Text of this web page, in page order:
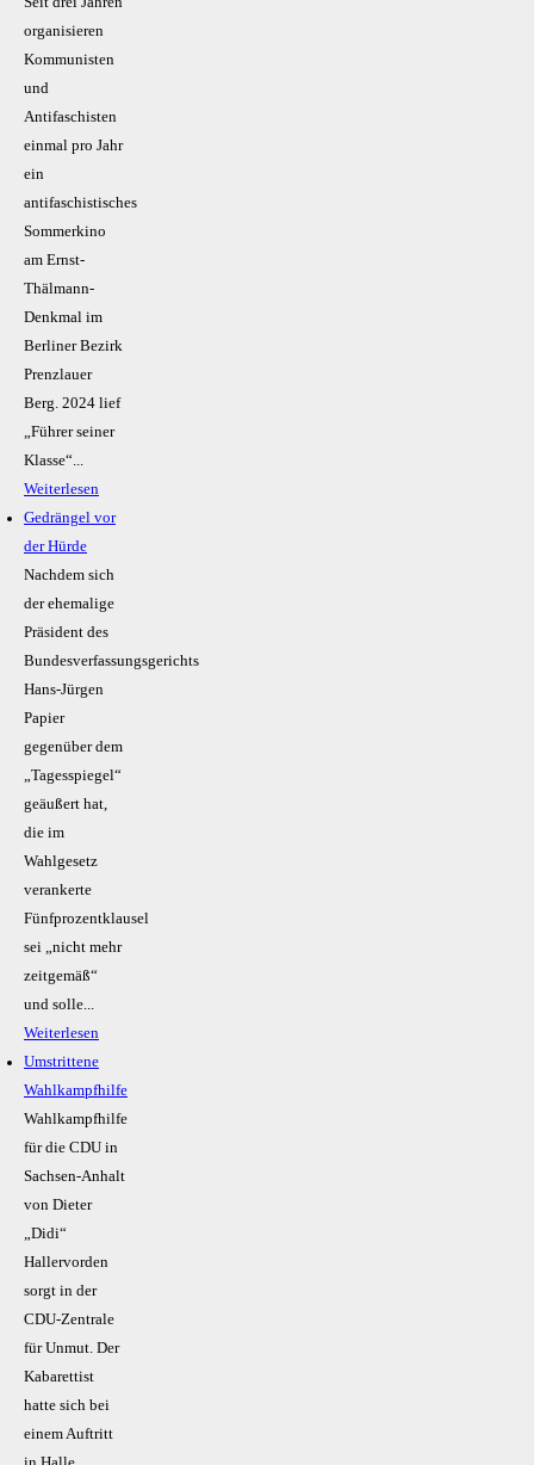
organisieren
Kommunisten
und
Antifaschisten
einmal pro Jahr
ein
antifaschistisches
Sommerkino
am Ernst-
Thälmann-
Denkmal im
Berliner Bezirk
Prenzlauer
Berg. 2024 lief
„Führer seiner
Klasse“...
Weiterlesen
Gedrängel vor
der Hürde
Nachdem sich
der ehemalige
Präsident des
Bundesverfassungsgerichts
Hans-Jürgen
Papier
gegenüber dem
„Tagesspiegel“
geäußert hat,
die im
Wahlgesetz
verankerte
Fünfprozentklausel
sei „nicht mehr
zeitgemäß“
und solle...
Weiterlesen
Umstrittene
Wahlkampfhilfe
Wahlkampfhilfe
für die CDU in
Sachsen-Anhalt
von Dieter
„Didi“
Hallervorden
sorgt in der
CDU-Zentrale
für Unmut. Der
Kabarettist
hatte sich bei
einem Auftritt